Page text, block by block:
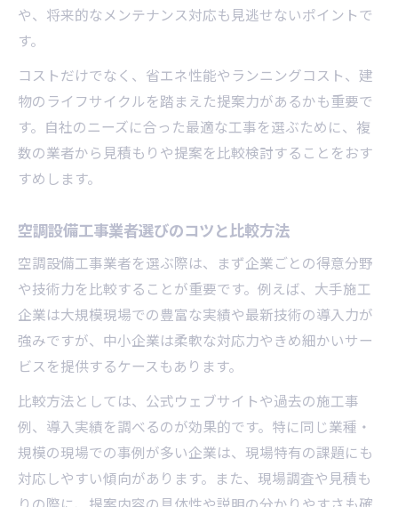
や、将来的なメンテナンス対応も見逃せないポイントで
す。
コストだけでなく、省エネ性能やランニングコスト、建
物のライフサイクルを踏まえた提案力があるかも重要で
す。自社のニーズに合った最適な工事を選ぶために、複
数の業者から見積もりや提案を比較検討することをおす
すめします。
空調設備工事業者選びのコツと比較方法
空調設備工事業者を選ぶ際は、まず企業ごとの得意分野
や技術力を比較することが重要です。例えば、大手施工
企業は大規模現場での豊富な実績や最新技術の導入力が
強みですが、中小企業は柔軟な対応力やきめ細かいサー
ビスを提供するケースもあります。
比較方法としては、公式ウェブサイトや過去の施工事
例、導入実績を調べるのが効果的です。特に同じ業種・
規模の現場での事例が多い企業は、現場特有の課題にも
対応しやすい傾向があります。また、現場調査や見積も